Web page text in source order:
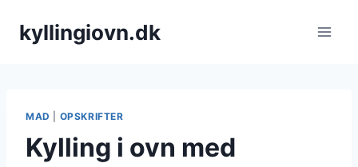
kyllingiovn.dk
MAD OPSKRIFTER
Kylling i ovn med